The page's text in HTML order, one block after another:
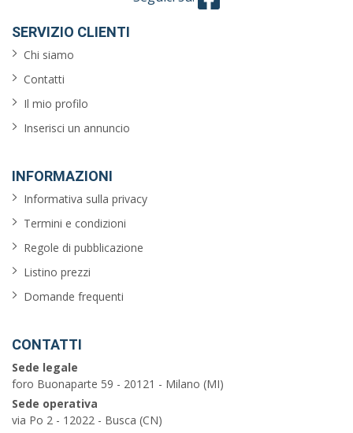
SERVIZIO CLIENTI
Chi siamo
Contatti
Il mio profilo
Inserisci un annuncio
INFORMAZIONI
Informativa sulla privacy
Termini e condizioni
Regole di pubblicazione
Listino prezzi
Domande frequenti
CONTATTI
Sede legale
foro Buonaparte 59 - 20121 - Milano (MI)
Sede operativa
via Po 2 - 12022 - Busca (CN)